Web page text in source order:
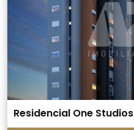
Residencial One Studios